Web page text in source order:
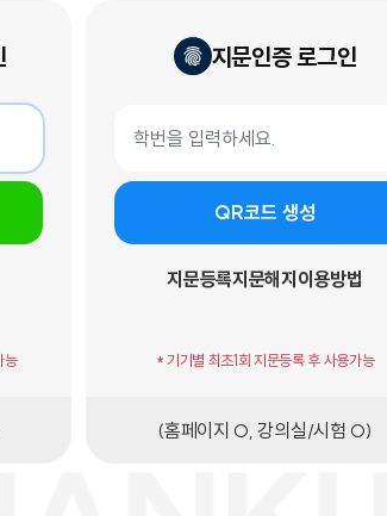
능
지문인증 로그인
QR코드 생성
지문등록지문해지 이용방법
* 기기별 최초1회 지문등록 후 사용가능
(홈페이지 O, 강의실/시험 O)